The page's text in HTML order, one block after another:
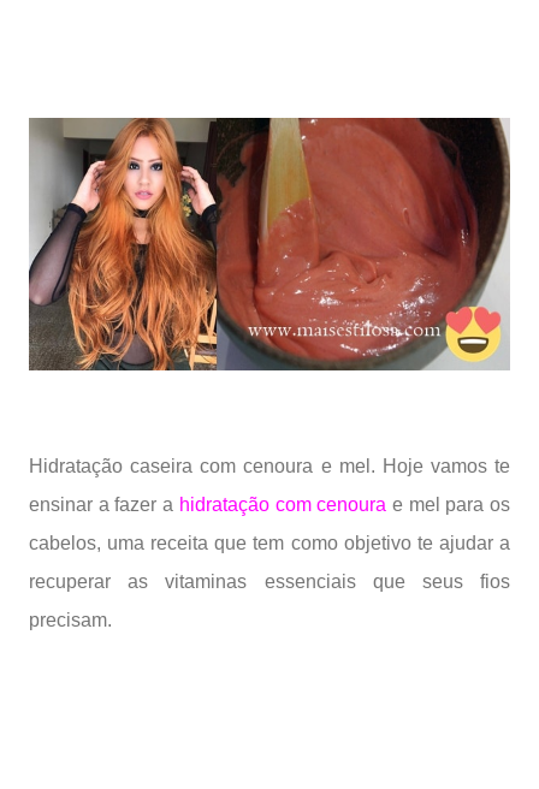
Hidratação caseira com cenoura e mel. Hoje vamos te
ensinar a fazer a hidratação com cenoura e mel para os
cabelos, uma receita que tem como objetivo te ajudar a
recuperar as vitaminas essenciais que seus fios
precisam.